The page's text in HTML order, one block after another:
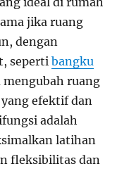
jika ruang
dengan
sepertibangku
ruang
efektif dan
adalah
latihan
fleksibilitas dan